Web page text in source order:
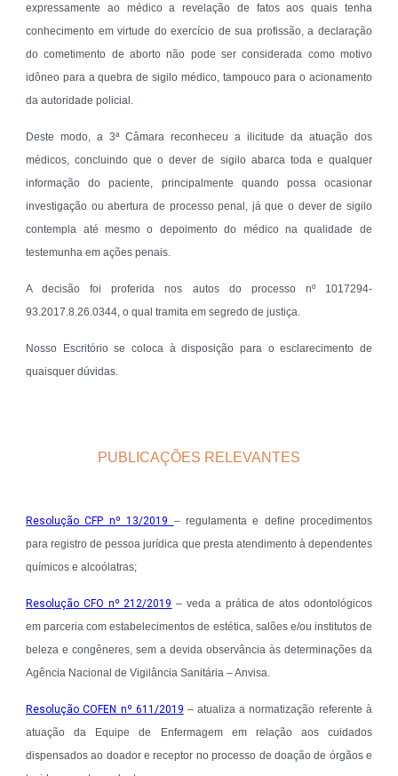
expressamente ao médico a revelação de fatos aos quais tenha
conhecimento em virtude do exercício de sua profissão, a declaração
do cometimento de aborto não pode ser considerada como motivo
idôneo para a quebra de sigilo médico, tampouco para o acionamento
da autoridade policial.
Deste modo, a 3ª Câmara reconheceu a ilicitude da atuação dos
médicos, concluindo que o dever de sigilo abarca toda e qualquer
informação do paciente, principalmente quando possa ocasionar
investigação ou abertura de processo penal, já que o dever de sigilo
contempla até mesmo o depoimento do médico na qualidade de
testemunha em ações penais.
A decisão foi proferida nos autos do processo nº 1017294-
93.2017.8.26.0344, o qual tramita em segredo de justiça.
Nosso Escritório se coloca à disposição para o esclarecimento de
quaisquer dúvidas.
PUBLICAÇÕES RELEVANTES
Resolução CFP nº 13/2019 – regulamenta e define procedimentos
para registro de pessoa jurídica que presta atendimento à dependentes
químicos e alcoólatras;
Resolução CFO nº 212/2019 – veda a prática de atos odontológicos
em parceria com estabelecimentos de estética, salões e/ou institutos de
beleza e congêneres, sem a devida observância às determinações da
Agência Nacional de Vigilância Sanitária – Anvisa.
Resolução COFEN nº 611/2019 – atualiza a normatização referente à
atuação da Equipe de Enfermagem em relação aos cuidados
dispensados ao doador e receptor no processo de doação de órgãos e